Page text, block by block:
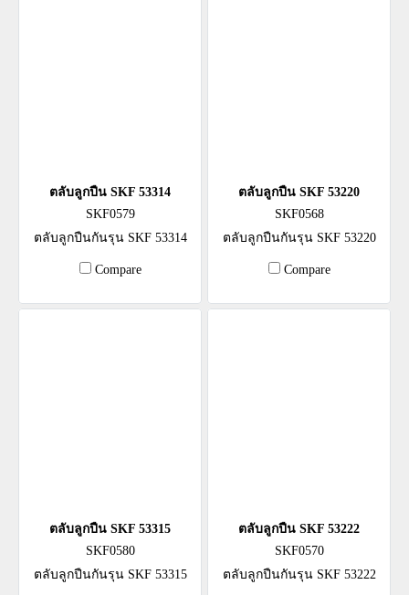
ตลับลูกปืน SKF 53314
SKF0579
ตลับลูกปืนกันรุน SKF 53314
Compare
ตลับลูกปืน SKF 53220
SKF0568
ตลับลูกปืนกันรุน SKF 53220
Compare
ตลับลูกปืน SKF 53315
SKF0580
ตลับลูกปืนกันรุน SKF 53315
ตลับลูกปืน SKF 53222
SKF0570
ตลับลูกปืนกันรุน SKF 53222